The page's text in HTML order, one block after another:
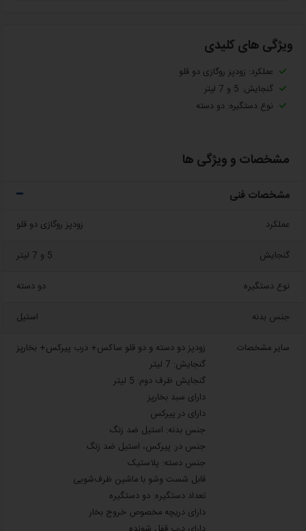
ویژگی های کلیدی
عملکرد: زودپز روگازی دو قلو
گنجایش: 5 و 7 لیتر
نوع دستگیره: دو دسته
مشخصات و ویژگی ها
مشخصات فنی
عملکرد زودپز روگازی دو قلو
گنجایش 5 و 7 لیتر
نوع دستگیره دو دسته
جنس بدنه استیل
سایر مشخصات
زودپز دو دسته و دو قلو ساکس+ درب پیرکس+ بخارپز
گنجایش: 7 لیتر
گنجایش ظرف دوم: 5 لیتر
دارای سبد بخارپز
دارای در پیرکس
جنس بدنه: استیل ضد زنگ
جنس در: پیرکس، استیل ضد زنگ
جنس دسته: پلاستیک
قابل شست‌ و‌شو با ماشین ظرف‌شویی
تعداد دستگیره: دو دستگیره
دارای دریچه مخصوص خروج بخار